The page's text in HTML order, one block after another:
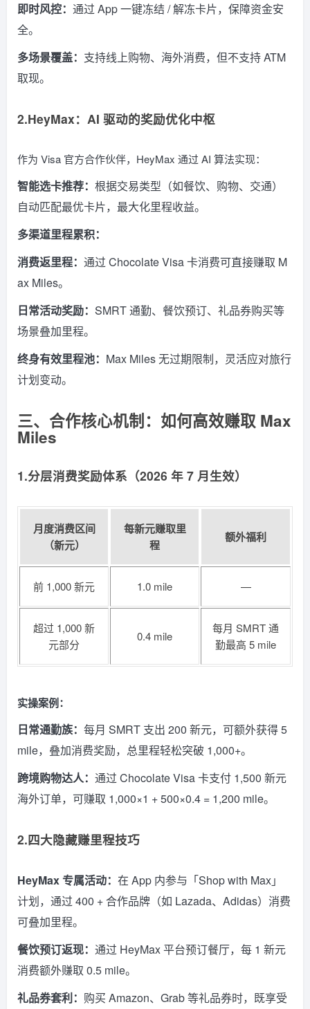
即时风控： 通过 App 一键冻结 / 解冻卡片，保障资金安
全。
多场景覆盖： 支持线上购物、海外消费，但不支持 ATM
取现。
2.HeyMax：AI 驱动的奖励优化中枢
作为 Visa 官方合作伙伴，HeyMax 通过 AI 算法实现：
智能选卡推荐： 根据交易类型（如餐饮、购物、交通）
自动匹配最优卡片，最大化里程收益。
多渠道里程累积：
消费返里程： 通过 Chocolate Visa 卡消费可直接赚取 M
ax Miles。
日常活动奖励： SMRT 通勤、餐饮预订、礼品券购买等
场景叠加里程。
终身有效里程池： Max Miles 无过期限制，灵活应对旅行
计划变动。
三、合作核心机制：如何高效赚取 Max
Miles
1.分层消费奖励体系（2026 年 7 月生效）
月度消费区间
（新元）
每新元赚取里
程
额外福利
前 1,000 新元 1.0 mile —
超过 1,000 新
元部分
0.4 mile
每月 SMRT 通
勤最高 5 mile
实操案例：
日常通勤族： 每月 SMRT 支出 200 新元，可额外获得 5
mile，叠加消费奖励，总里程轻松突破 1,000+。
跨境购物达人： 通过 Chocolate Visa 卡支付 1,500 新元
海外订单，可赚取 1,000×1 + 500×0.4 = 1,200 mile。
2.四大隐藏赚里程技巧
HeyMax 专属活动： 在 App 内参与「Shop with Max」
计划，通过 400 + 合作品牌（如 Lazada、Adidas）消费
可叠加里程。
餐饮预订返现： 通过 HeyMax 平台预订餐厅，每 1 新元
消费额外赚取 0.5 mile。
礼品券套利： 购买 Amazon、Grab 等礼品券时，既享受